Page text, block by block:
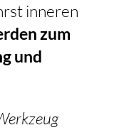
inneren
zum
und